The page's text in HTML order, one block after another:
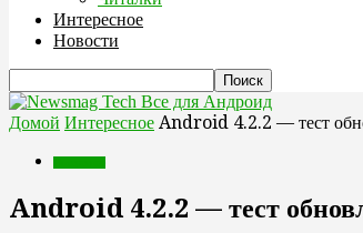
Интересное
Новости
Все для Андроид
Домой Интересное Android 4.2.2 — тест
Android 4.2.2 — тест